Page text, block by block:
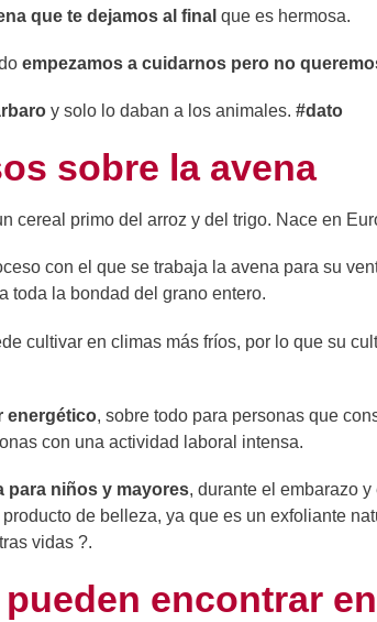
que te dejamos al final que es hermosa.
empezamos a cuidarnos pero no
y solo lo daban a los animales. #dato
sobre la avena
cereal primo del arroz y del trigo. Nace en
con el que se trabaja la avena para su
toda la bondad del grano entero.
cultivar en climas más fríos, por lo que su
energético, sobre todo para personas que
con una actividad laboral intensa.
para niños y mayores, durante el embarazo
de belleza, ya que es un exfoliante
vidas ?.
encontrar